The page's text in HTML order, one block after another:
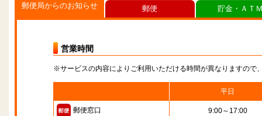
郵便局からのお知らせ
営業時間
※サービスの内容によりご利用いただける時間が異なりますので
平日
郵便窓口 9:00～17:00
郵便 貯金・ＡＴ